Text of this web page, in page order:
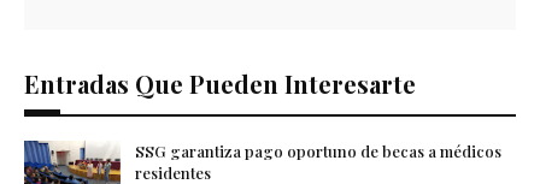
Entradas Que Pueden Interesarte
SSG garantiza pago oportuno de becas a médicos
residentes